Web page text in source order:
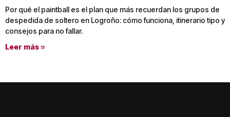
Por qué el paintball es el plan que más recuerdan los grupos de
despedida de soltero en Logroño: cómo funciona, itinerario tipo y
consejos para no fallar.
Leer más »